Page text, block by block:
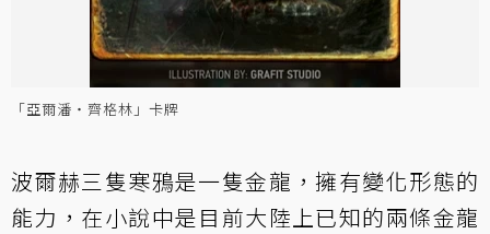
「亞爾潘‧齊格林」卡牌
波爾赫三隻寒鴉是一隻金龍，擁有變化形態的
能力，在小說中是目前大陸上已知的兩條金龍